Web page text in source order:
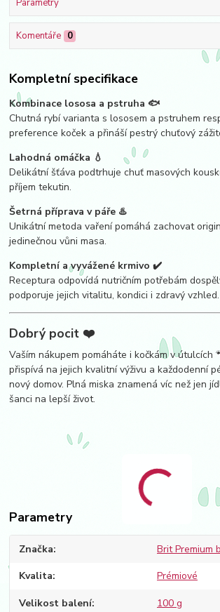
Parametry
Komentáře 0
Kompletní specifikace
Kombinace lososa a pstruha 🐟
Chutná rybí varianta s lososem a pstruhem
preference koček a přináší pestrý chuťový
Lahodná omáčka 💧
Delikátní šťáva podtrhuje chuť masových
příjem tekutin.
Šetrná příprava v páře ♨️
Unikátní metoda vaření pomáhá zachovat
jedinečnou vůni masa.
Kompletní a vyvážené krmivo ✔️
Receptura odpovídá nutričním potřebám
podporuje jejich vitalitu, kondici i zdravý vzhled.
Dobrý pocit ❤️
Vaším nákupem pomáháte i kočkám v útulcích
přispívá na jejich kvalitní výživu a každodenní
nový domov. Plná miska znamená víc než jen
šanci na lepší život.
Parametry
Značka Brit Premium
Kvalita Prémiové
Velikost balení 100 g